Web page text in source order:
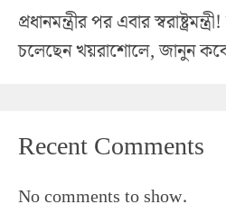
প্রধানমন্ত্রীর পর এবার
চলেছেন খয়রাশোলে, জানুন
Recent Comments
No comments to show.